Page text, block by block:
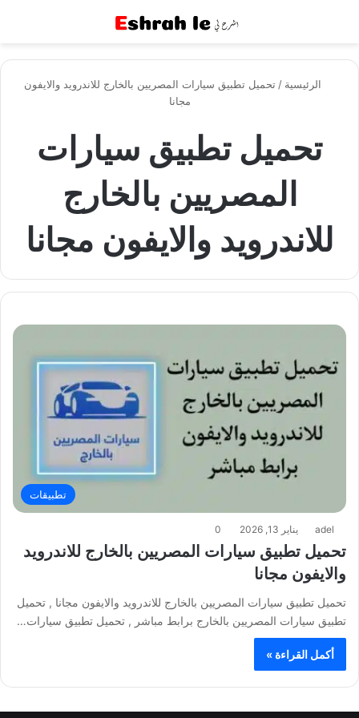
الرئيسية / تحميل تطبيق سيارات المصريين بالخارج للاندرويد والايفون
مجانا
تحميل تطبيق سيارات
المصريين بالخارج
للاندرويد والايفون مجانا
تطبيقات
adel يناير 13, 2026 0
تحميل تطبيق سيارات المصريين بالخارج للاندرويد
والايفون مجانا
تحميل تطبيق سيارات المصريين بالخارج للاندرويد والايفون مجانا , تحميل
تطبيق سيارات المصريين بالخارج برابط مباشر , تحميل تطبيق سيارات…
أكمل القراءة »